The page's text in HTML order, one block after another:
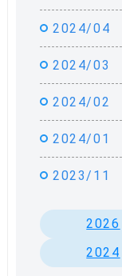
2024/04
2024/03
2024/02
2024/01
2023/11
2026
2024